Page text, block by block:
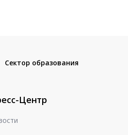
Сектор образования
Центр